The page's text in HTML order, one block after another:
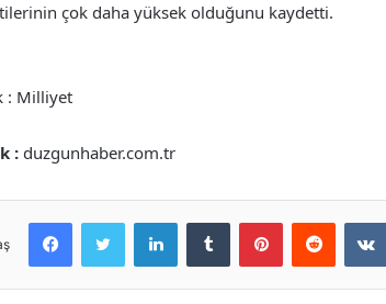
çok daha yüksek olduğunu kaydetti.
: Milliyet
: duzgunhaber.com.tr
FacebookTwitter LinkedInTumblr PinterestReddit